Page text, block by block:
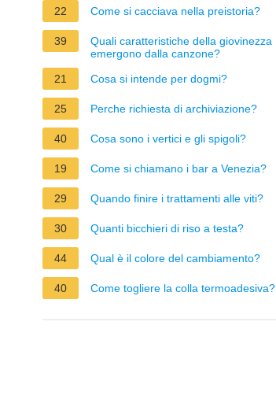
22 Come si cacciava nella preistoria?
39
Quali caratteristiche della giovinezza
emergono dalla canzone?
21
Cosa si intende per dogmi?
25 Perche richiesta di archiviazione?
40 Cosa sono i vertici e gli spigoli?
19 Come si chiamano i bar a Venezia?
29 Quando finire i trattamenti alle viti?
30 Quanti bicchieri di riso a testa?
44 Qual è il colore del cambiamento?
40 Come togliere la colla termoadesiva?